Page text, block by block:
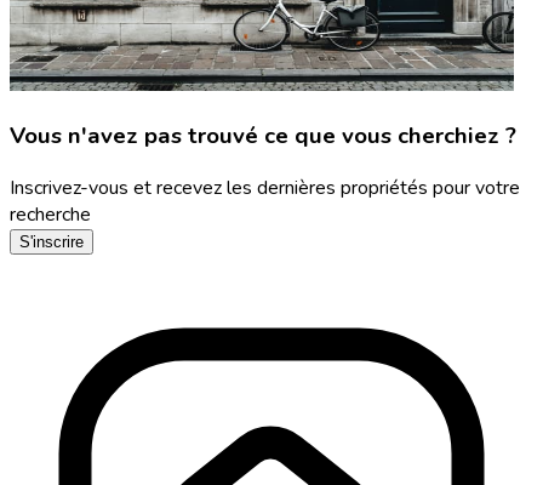
Vous n'avez pas trouvé ce que vous cherchiez ?
Inscrivez-vous et recevez les dernières propriétés pour votre
recherche
S'inscrire